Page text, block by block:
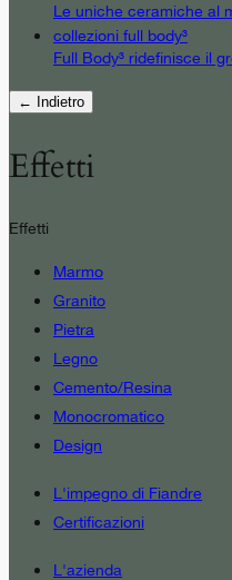
Le uniche ceramiche al
collezioni full body³
Full Body³ ridefinisce il
← Indietro
Effetti
Effetti
Marmo
Granito
Pietra
Legno
Cemento/Resina
Monocromatico
Design
L'impegno di Fiandre
Certificazioni
L'azienda